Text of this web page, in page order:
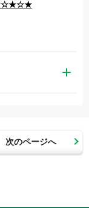
次のページへ